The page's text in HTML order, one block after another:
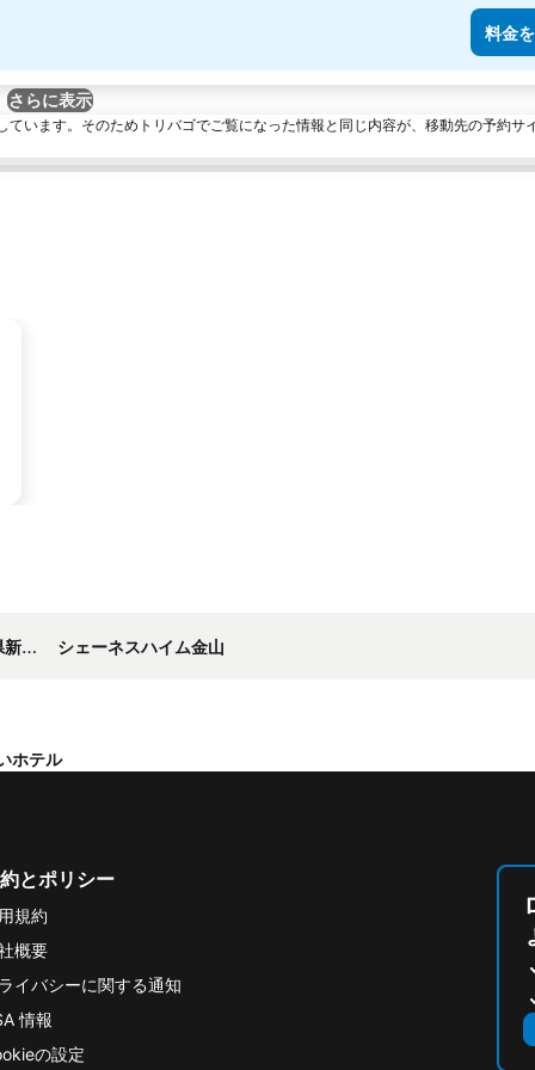
料金
さらに表示
います。そのためトリバゴでご覧になった情報と同じ内容が、移動先の予約サ
＞ シェーネスハイム金山
ホテル
とポリシー
規約
概要
イバシーに関する通知
情報
の設定